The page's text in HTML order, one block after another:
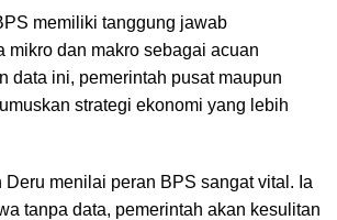
memiliki tanggung jawab
mikro dan makro sebagai acuan
data ini, pemerintah pusat maupun
strategi ekonomi yang lebih
Deru menilai peran BPS sangat vital. Ia
tanpa data, pemerintah akan kesulitan